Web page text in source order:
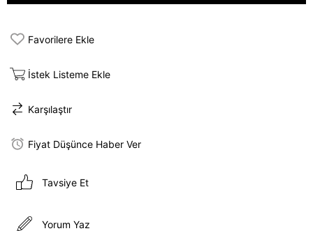
Favorilere Ekle
İstek Listeme Ekle
Karşılaştır
Fiyat Düşünce Haber Ver
Tavsiye Et
Yorum Yaz